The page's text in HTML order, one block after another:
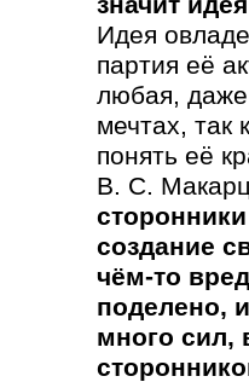
Идея
партия её
любая, даже
мечтах, так
понять её
В. С.
создание
чём-то
поделено,
много сил,